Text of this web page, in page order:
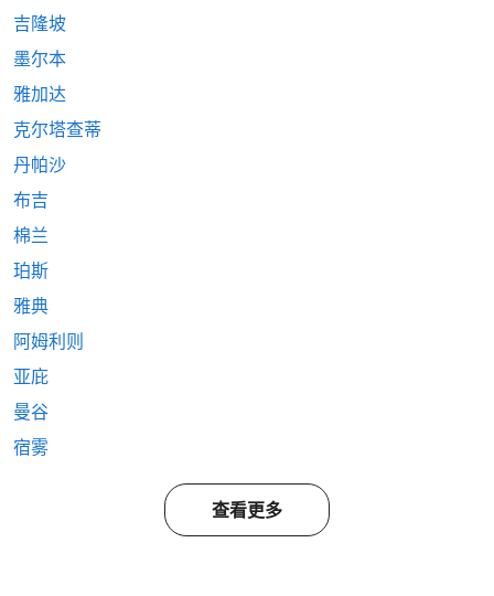
吉隆坡
墨尔本
雅加达
克尔塔查蒂
丹帕沙
布吉
棉兰
珀斯
雅典
阿姆利则
亚庇
曼谷
宿雾
查看更多